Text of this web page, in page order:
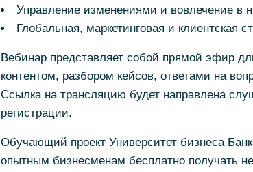
Управление изменениями и вовлечение в
Глобальная, маркетинговая и клиентская
Вебинар представляет собой прямой эфир
контентом, разбором кейсов, ответами на
Ссылка на трансляцию будет направлена
регистрации.
Обучающий проект Университет бизнеса
опытным бизнесменам бесплатно получать